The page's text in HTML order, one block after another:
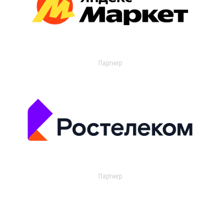
Партнер
Партнер